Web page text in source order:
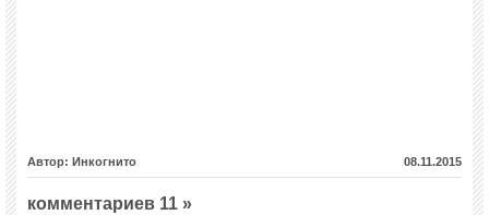
Автор: Инкогнито 08.11.2015
комментариев 11 »